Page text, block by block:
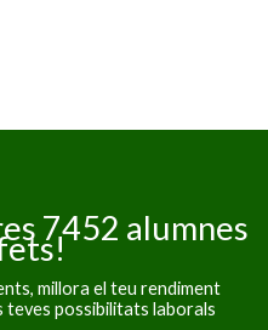
7452 alumnes
millora el teu rendiment
teves possibilitats laborals